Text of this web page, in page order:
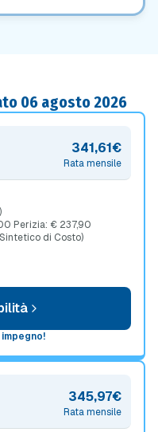
06 agosto 2026
341,61€
Rata mensile
Perizia: € 237,90
di Costo)
345,97€
Rata mensile